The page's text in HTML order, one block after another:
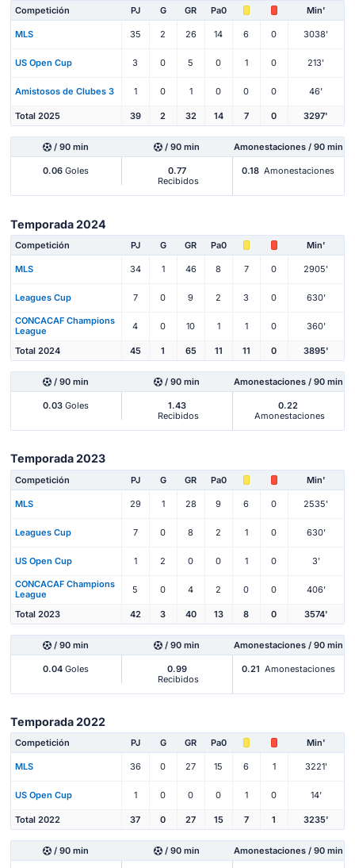
Competición PJ G GR Pa0 Min'
MLS 35 2 26 14 6 0 3038'
US Open Cup 3 0 5 0 1 0 213'
Amistosos de Clubes 3 1 0 1 0 0 0 46'
Total 2025 39 2 32 14 7 0 3297'
/ 90 min / 90 min Amonestaciones / 90 min
0.06 Goles
0.77
Recibidos
0.18 Amonestaciones
Temporada 2024
Competición PJ G GR Pa0 Min'
MLS 34 1 46 8 7 0 2905'
Leagues Cup 7 0 9 2 3 0 630'
CONCACAF Champions
League
4 0 10 1 1 0 360'
Total 2024 45 1 65 11 11 0 3895'
/ 90 min / 90 min Amonestaciones / 90 min
0.03 Goles
1.43
Recibidos
0.22
Amonestaciones
Temporada 2023
Competición PJ G GR Pa0 Min'
MLS 29 1 28 9 6 0 2535'
Leagues Cup 7 0 8 2 1 0 630'
US Open Cup 1 2 0 0 1 0 3'
CONCACAF Champions
League
5 0 4 2 0 0 406'
Total 2023 42 3 40 13 8 0 3574'
/ 90 min / 90 min Amonestaciones / 90 min
0.04 Goles
0.99
Recibidos
0.21 Amonestaciones
Temporada 2022
Competición PJ G GR Pa0 Min'
MLS 36 0 27 15 6 1 3221'
US Open Cup 1 0 0 0 1 0 14'
Total 2022 37 0 27 15 7 1 3235'
/ 90 min / 90 min Amonestaciones / 90 min